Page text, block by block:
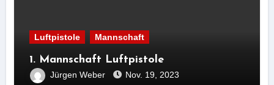
Luftpistole Mannschaft
1. Mannschaft Luftpistole
Jürgen Weber Nov. 19, 2023